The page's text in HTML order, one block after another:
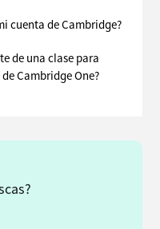
cuenta de Cambridge?
de una clase para
Cambridge One?